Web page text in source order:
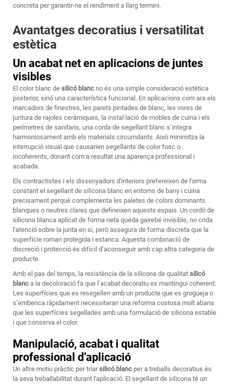
concreta per garantir-ne el rendiment a llarg termini.
Avantatges decoratius i versatilitat
estètica
Un acabat net en aplicacions de juntes
visibles
El color blanc de silicó blanc no és una simple consideració estètica
posterior, sinó una característica funcional. En aplicacions com ara els
marcadors de finestres, les parets pintades de blanc, les vores de
juntura de rajoles ceràmiques, la instal·lació de mobles de cuina i els
perímetres de sanitaris, una corda de segellant blanc s’integra
harmoniosament amb els materials circumdants. Això minimitza la
interrupció visual que causarien segellants de color fosc o
incoherents, donant com a resultat una aparença professional i
acabada.
Els contractistes i els dissenyadors d'interiors prefereixen de forma
constant el segellant de silicona blanc en entorns de bany i cuina
precisament perquè complementa les paletes de colors dominants
blanques o neutres clares que defineixen aquests espais. Un cordó de
silicona blanca aplicat de forma neta queda gairebé invisible, no crida
l'atenció sobre la junta en si, però assegura de forma discreta que la
superfície roman protegida i estanca. Aquesta combinació de
discreció i protecció és difícil d’aconseguir amb cap altra categoria de
producte.
Amb el pas del temps, la resistència de la silicona de qualitat silicó
blanc a la decoloració fa que l’acabat decoratiu es mantingui coherent.
Les superfícies que es resegellen amb un producte que es grogueja o
s’embenca ràpidament necessitaran una reforma costosa molt abans
que les superfícies segellades amb una formulació de silicona estable
i que conserva el color.
Manipulació, acabat i qualitat
professional d’aplicació
Un altre motiu pràctic per triarsilicó blanc per a treballs decoratius és
la seva treballabilitat durant l'aplicació. El segellant de silicona té un